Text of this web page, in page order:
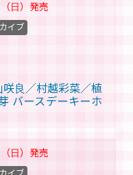
日） 発売
咲良／村越彩菜／植
バースデーキーホ
イブ
日） 発売